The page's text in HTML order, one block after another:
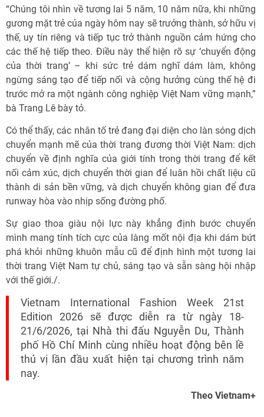
“Chúng tôi nhìn về tương lai 5 năm, 10 năm nữa, khi những
gương mặt trẻ của ngày hôm nay sẽ trưởng thành, sở hữu vị
thế, uy tín riêng và tiếp tục trở thành nguồn cảm hứng cho
các thế hệ tiếp theo. Điều này thể hiện rõ sự ‘chuyển động
của thời trang’ – khi sức trẻ dám nghĩ dám làm, không
ngừng sáng tạo để tiếp nối và cộng hưởng cùng thế hệ đi
trước mở ra một ngành công nghiệp Việt Nam vững mạnh,”
bà Trang Lê bày tỏ.
Có thể thấy, các nhân tố trẻ đang đại diện cho làn sóng dịch
chuyển mạnh mẽ của thời trang đương thời Việt Nam: dịch
chuyển về định nghĩa của giới tính trong thời trang để kết
nối cảm xúc, dịch chuyển thời gian để luân hồi chất liệu cũ
thành di sản bền vững, và dịch chuyển không gian để đưa
runway hòa vào nhịp sống đường phố.
Sự giao thoa giàu nội lực này khẳng định bước chuyển
mình mang tính tích cực của làng mốt nội địa khi dám bứt
phá khỏi những khuôn mẫu cũ để định hình một tương lai
thời trang Việt Nam tự chủ, sáng tạo và sẵn sàng hội nhập
với thế giới./.
Vietnam International Fashion Week 21st
Edition 2026 sẽ được diễn ra từ ngày 18-
21/6/2026, tại Nhà thi đấu Nguyễn Du, Thành
phố Hồ Chí Minh cùng nhiều hoạt động bên lề
thú vị lần đầu xuất hiện tại chương trình năm
nay.
Theo Vietnam+